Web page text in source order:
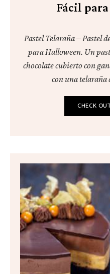
Fácil
Pastel Telaraña – Pastel
para Halloween. Un
chocolate cubierto con
con una telaraña
CHECK